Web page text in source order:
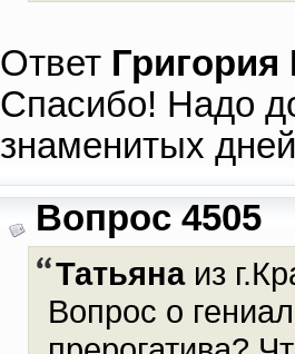
Ответ
Спасибо! Надо
знаменитых
Вопрос 4505
Татьянаиз
Вопрос о